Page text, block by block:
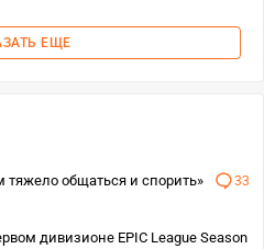
ЕЩЕ
тяжело общаться и спорить»
33
дивизионе EPIC League Season